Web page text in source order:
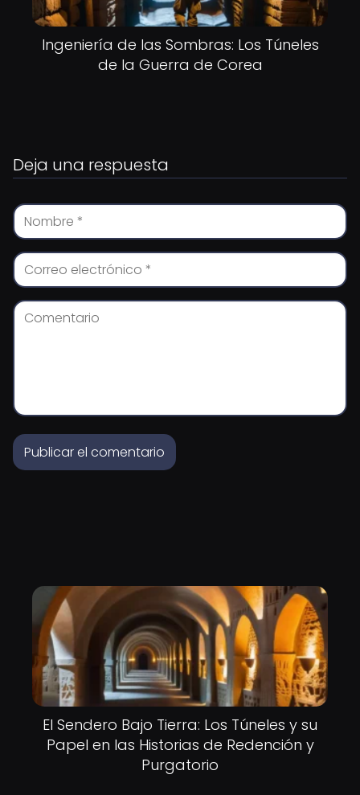
Ingeniería de las Sombras: Los Túneles
de la Guerra de Corea
Deja una respuesta
El Sendero Bajo Tierra: Los Túneles y su
Papel en las Historias de Redención y
Purgatorio